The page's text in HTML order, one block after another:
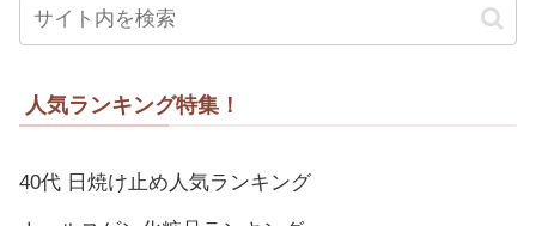
人気ランキング特集！
40代 日焼け止め人気ランキング